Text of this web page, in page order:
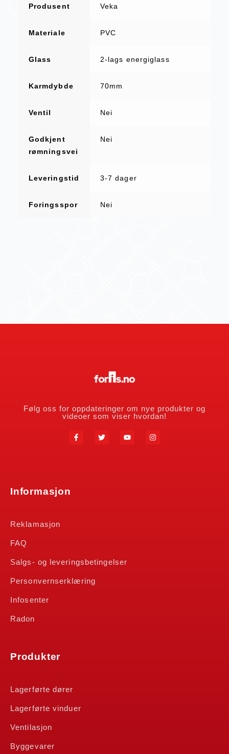
Produsent Veka
Materiale PVC
Glass 2-lags energiglass
Karmdybde 70mm
Ventil Nei
Godkjent
rømningsvei
Nei
Leveringstid 3-7 dager
Foringsspor Nei
Følg oss for oppdateringer om nye produkter og
videoer som viser hvordan!
Informasjon
Reklamasjon
FAQ
Salgs- og leveringsbetingelser
Personvernserklæring
Infosenter
Radon
Produkter
Lagerførte dører
Lagerførte vinduer
Ventilasjon
Byggevarer